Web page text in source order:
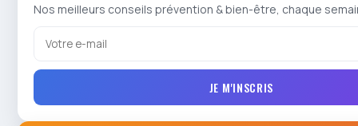
Nos meilleurs conseils prévention & bien-être, chaque
JE M'INSCRIS